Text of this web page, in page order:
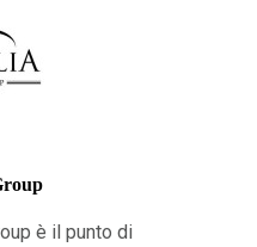
è il punto di